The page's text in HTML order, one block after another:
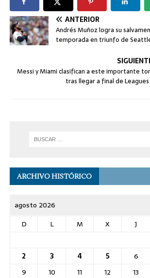
ANTERIOR
Andrés Muñoz logra su
temporada en triunfo de
Messi y Miami clasifican a este importante
tras llegar a final de Leagues
ARCHIVO HISTÓRICO
agosto 2026
D
L M X J
2
3 4 5 6
9
10 11 12 13